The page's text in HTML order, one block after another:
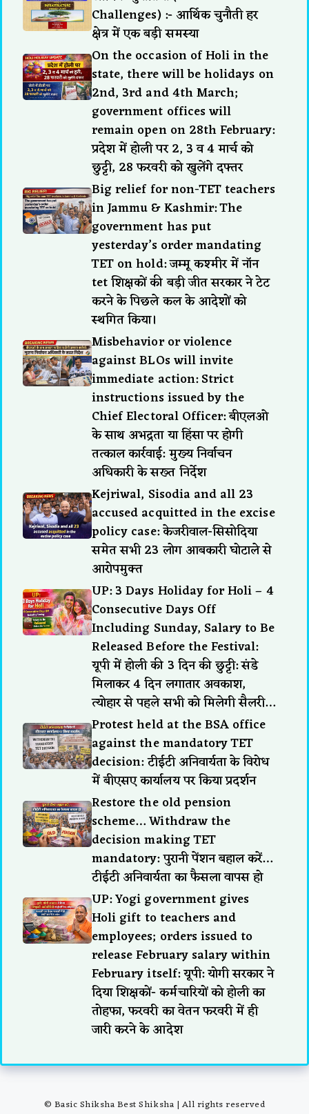
Challenges) :- आर्थिक चुनौती हर
क्षेत्र में एक बड़ी समस्या
On the occasion of Holi in the
state, there will be holidays on
2nd, 3rd and 4th March;
government offices will
remain open on 28th February:
प्रदेश में होली पर 2, 3 व 4 मार्च को
छुट्टी, 28 फरवरी को खुलेंगे दफ्तर
Big relief for non-TET teachers
in Jammu & Kashmir: The
government has put
yesterday’s order mandating
TET on hold: जम्मू कश्मीर में नॉन
tet शिक्षकों की बड़ी जीत सरकार ने टेट
करने के पिछले कल के आदेशों को
स्थगित किया।
Misbehavior or violence
against BLOs will invite
immediate action: Strict
instructions issued by the
Chief Electoral Officer: बीएलओ
के साथ अभद्रता या हिंसा पर होगी
तत्काल कार्रवाई: मुख्य निर्वाचन
अधिकारी के सख्त निर्देश
Kejriwal, Sisodia and all 23
accused acquitted in the excise
policy case: केजरीवाल-सिसोदिया
समेत सभी 23 लोग आबकारी घोटाले से
आरोपमुक्त
UP: 3 Days Holiday for Holi – 4
Consecutive Days Off
Including Sunday, Salary to Be
Released Before the Festival:
यूपी में होली की 3 दिन की छुट्टी: संडे
मिलाकर 4 दिन लगातार अवकाश,
त्योहार से पहले सभी को मिलेगी सैलरी…
Protest held at the BSA office
against the mandatory TET
decision: टीईटी अनिवार्यता के विरोध
में बीएसए कार्यालय पर किया प्रदर्शन
Restore the old pension
scheme… Withdraw the
decision making TET
mandatory: पुरानी पेंशन बहाल करें…
टीईटी अनिवार्यता का फैसला वापस हो
UP: Yogi government gives
Holi gift to teachers and
employees; orders issued to
release February salary within
February itself: यूपी: योगी सरकार ने
दिया शिक्षकों- कर्मचारियों को होली का
तोहफा, फरवरी का वेतन फरवरी में ही
जारी करने के आदेश
© Basic Shiksha Best Shiksha | All rights reserved